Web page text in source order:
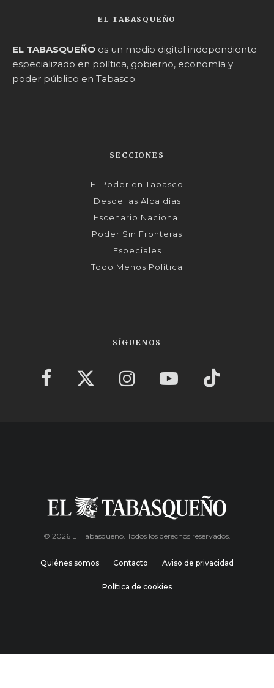
EL TABASQUEÑO
EL TABASQUEÑO es un medio digital independiente
especializado en política, gobierno, economía y
poder público en Tabasco.
SECCIONES
El Poder en Tabasco
Desde las Alcaldías
Escenario Nacional
Poder Sin Fronteras
Especiales
Todo Menos Política
SÍGUENOS
© 2026 El Tabasqueño. Todos los derechos reservados.
Quiénes somos Contacto Aviso de privacidad
Política de cookies